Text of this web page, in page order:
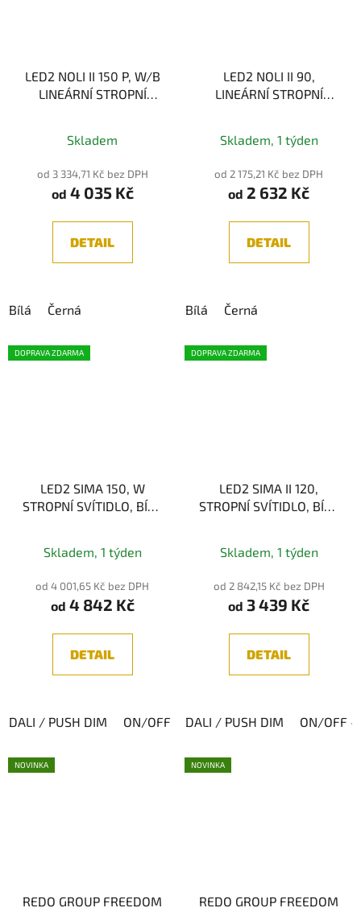
LED2 NOLI II 150 P, W/B
LINEÁRNÍ STROPNÍ
Skladem
od 3 334,71 Kč bez DPH
od 4 035 Kč
DETAIL
Bílá Černá
LED2 NOLI II 90,
LINEÁRNÍ STROPNÍ
3000K/3500K/4000K
Skladem, 1 týden
od 2 175,21 Kč bez DPH
od 2 632 Kč
DETAIL
Bílá Černá
DOPRAVA ZDARMA
LED2 SIMA 150, W
STROPNÍ SVÍTIDLO, BÍLA
Skladem, 1 týden
od 4 001,65 Kč bez DPH
od 4 842 Kč
DETAIL
DALI / PUSH DIM ON/OFF CASAMBI
DOPRAVA ZDARMA
LED2 SIMA II 120,
STROPNÍ SVÍTIDLO, BÍLA
Skladem, 1 týden
od 2 842,15 Kč bez DPH
od 3 439 Kč
DETAIL
DALI / PUSH DIM ON/OFF -
NOVINKA
REDO GROUP FREEDOM
NOVINKA
REDO GROUP FREEDOM